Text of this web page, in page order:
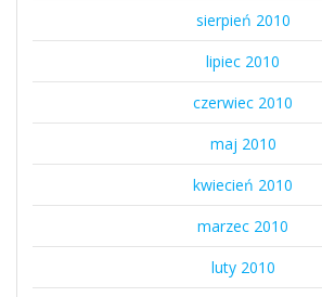
sierpień 2010
lipiec 2010
czerwiec 2010
maj 2010
kwiecień 2010
marzec 2010
luty 2010